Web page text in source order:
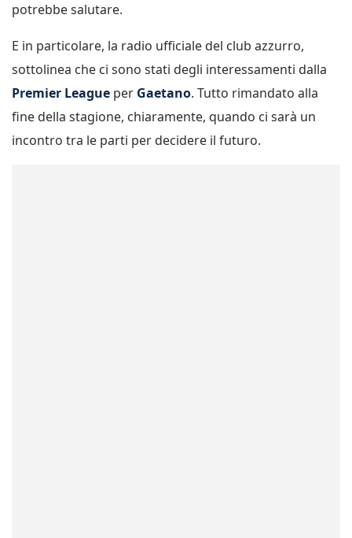
potrebbe salutare.
E in particolare, la radio ufficiale del club azzurro,
sottolinea che ci sono stati degli interessamenti dalla
Premier League per Gaetano. Tutto rimandato alla
fine della stagione, chiaramente, quando ci sarà un
incontro tra le parti per decidere il futuro.